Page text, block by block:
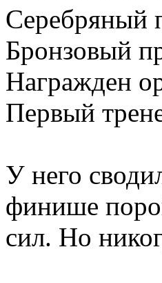
Серебряный
Бронзовый
Награжден
Первый
У него
финише
сил. Но